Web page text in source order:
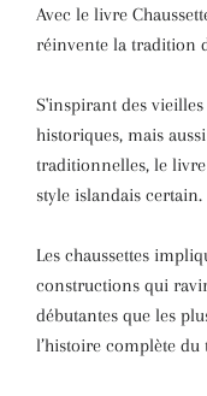
Avec le livre
réinvente la tradition
S'inspirant des vieilles
historiques, mais
traditionnelles, le livre
style islandais certain.
Les chaussettes
constructions qui
débutantes que les
l’histoire complète du